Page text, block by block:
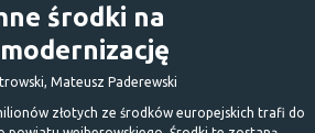
środki na
Mateusz Paderewski
złotych ze środków europejskich trafi do